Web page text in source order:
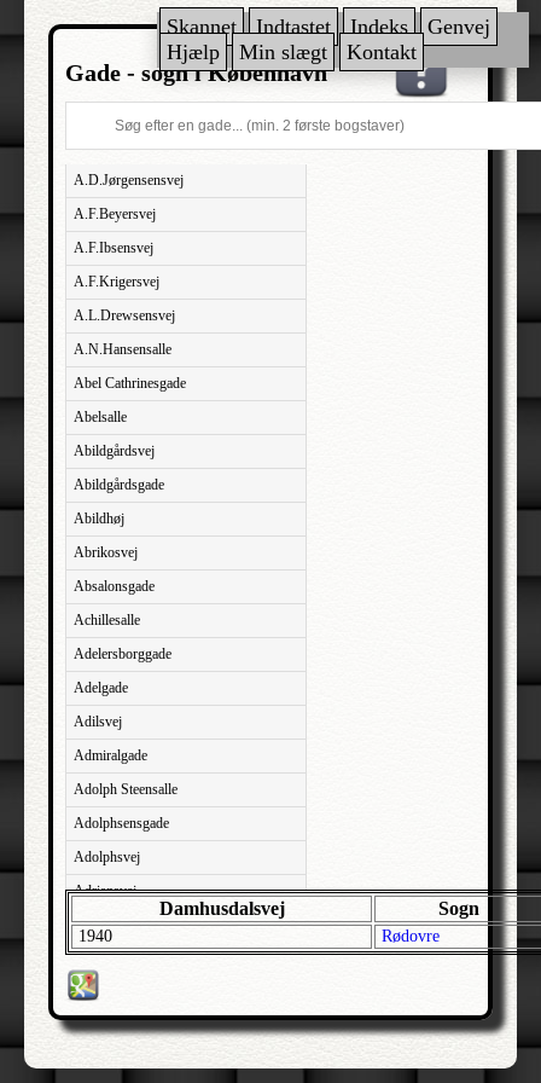
Skannet Indtastet Indeks
Genvej
Hjælp
Min slægt Kontakt
Gade - sogn i København
A.D.Jørgensensvej
A.F.Beyersvej
A.F.Ibsensvej
A.F.Krigersvej
A.L.Drewsensvej
A.N.Hansensalle
Abel Cathrinesgade
Abelsalle
Abildgårdsvej
Abildgårdsgade
Abildhøj
Abrikosvej
Absalonsgade
Achillesalle
Adelersborggade
Adelgade
Adilsvej
Admiralgade
Adolph Steensalle
Adolphsensgade
Adolphsvej
Adriansvej
Aftenbakken
Agavevej
Agerlandsvej
Agermosen
Damhusdalsvej Sogn
1940 Rødovre